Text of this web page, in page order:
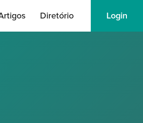
Diretório Login